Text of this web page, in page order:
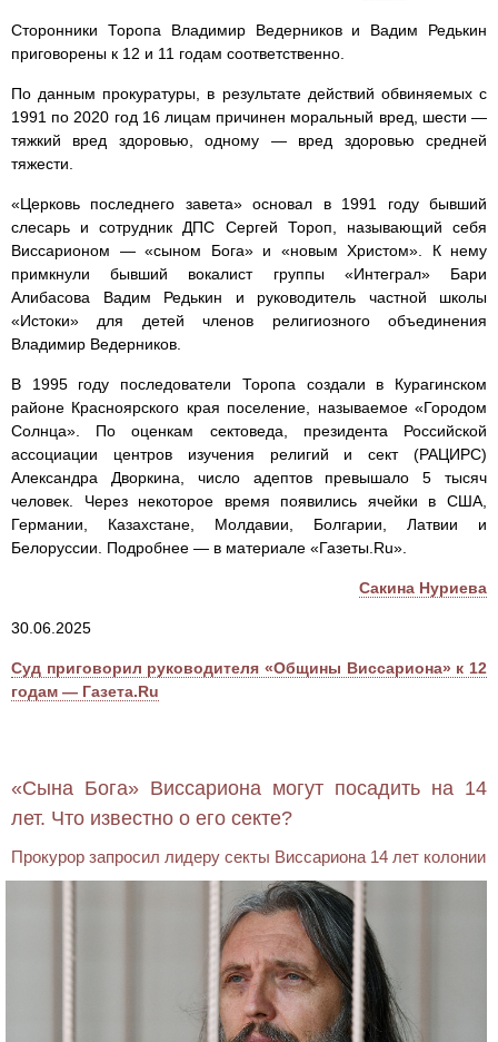
Сторонники Торопа Владимир Ведерников и Вадим Редькин
приговорены к 12 и 11 годам соответственно.
По данным прокуратуры, в результате действий обвиняемых с
1991 по 2020 год 16 лицам причинен моральный вред, шести —
тяжкий вред здоровью, одному — вред здоровью средней
тяжести.
«Церковь последнего завета» основал в 1991 году бывший
слесарь и сотрудник ДПС Сергей Тороп, называющий себя
Виссарионом — «сыном Бога» и «новым Христом». К нему
примкнули бывший вокалист группы «Интеграл» Бари
Алибасова Вадим Редькин и руководитель частной школы
«Истоки» для детей членов религиозного объединения
Владимир Ведерников.
В 1995 году последователи Торопа создали в Курагинском
районе Красноярского края поселение, называемое «Городом
Солнца». По оценкам сектоведа, президента Российской
ассоциации центров изучения религий и сект (РАЦИРС)
Александра Дворкина, число адептов превышало 5 тысяч
человек. Через некоторое время появились ячейки в США,
Германии, Казахстане, Молдавии, Болгарии, Латвии и
Белоруссии. Подробнее — в материале «Газеты.Ru».
Сакина Нуриева
30.06.2025
Суд приговорил руководителя «Общины Виссариона» к 12
годам — Газета.Ru
«Сына Бога» Виссариона могут посадить на 14
лет. Что известно о его секте?
Прокурор запросил лидеру секты Виссариона 14 лет колонии